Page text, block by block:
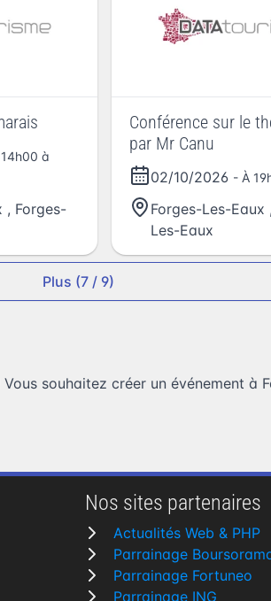
à
, Forges-
Conférence sur le
par Mr Canu
02/10/2026 - À
Forges-Les-Eaux ,
Les-Eaux
Plus (7 / 9)
souhaitez créer un événement à
Nos sites partenaires
Actualités Web & PHP
Parrainage
Parrainage Fortuneo
Parrainage ING